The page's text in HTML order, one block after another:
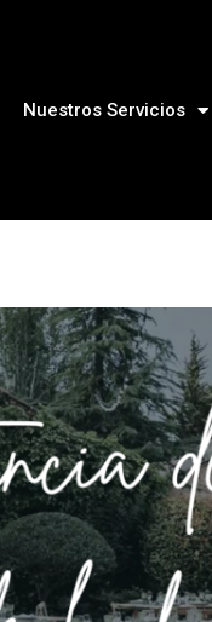
Nuestros Servicios